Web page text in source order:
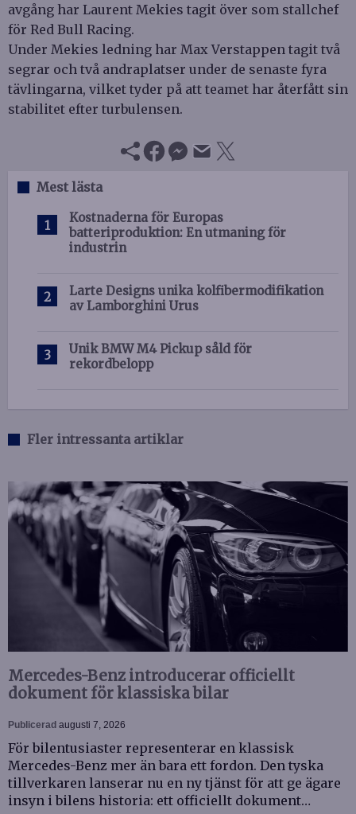
avgång har Laurent Mekies tagit över som stallchef
för Red Bull Racing.
Under Mekies ledning har Max Verstappen tagit två
segrar och två andraplatser under de senaste fyra
tävlingarna, vilket tyder på att teamet har återfått sin
stabilitet efter turbulensen.
Mest lästa
Kostnaderna för Europas
batteriproduktion: En utmaning för
industrin
Larte Designs unika kolfibermodifikation
av Lamborghini Urus
Unik BMW M4 Pickup såld för
rekordbelopp
Fler intressanta artiklar
Mercedes-Benz introducerar officiellt
dokument för klassiska bilar
Publicerad augusti 7, 2026
För bilentusiaster representerar en klassisk
Mercedes-Benz mer än bara ett fordon. Den tyska
tillverkaren lanserar nu en ny tjänst för att ge ägare
insyn i bilens historia: ett officiellt dokument…